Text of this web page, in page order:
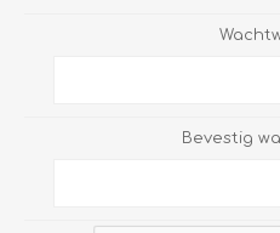
Bevestig